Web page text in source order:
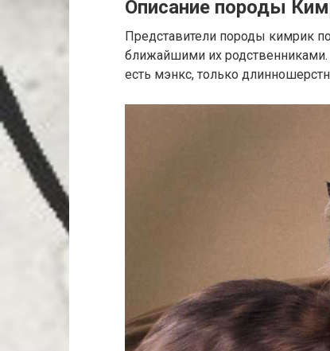
Описание породы
Представители породы кимрик
ближайшими их
есть мэнкс, только